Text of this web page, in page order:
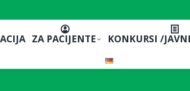
ZA PACIJENTE KONKURSI /